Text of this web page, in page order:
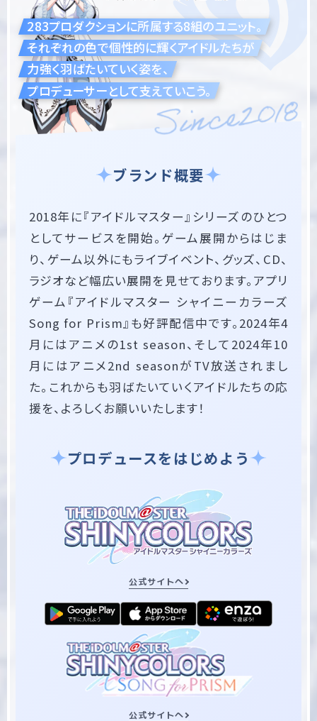
283プロダクションに所属する8組のユニット。
それぞれの色で個性的に輝くアイドルたちが
力強く羽ばたいていく姿を、
プロデューサーとして支えていこう。
ブランド概要
2018年に『アイドルマスター』シリーズのひとつ
としてサービスを開始。ゲーム展開からはじま
り、ゲーム以外にもライブイベント、グッズ、CD、
ラジオなど幅広い展開を見せております。アプリ
ゲーム『アイドルマスター シャイニーカラーズ
Song for Prism』も好評配信中です。2024年4
月にはアニメの1st season、そして2024年10
月にはアニメ2nd seasonがTV放送されまし
た。これからも羽ばたいていくアイドルたちの応
援を、よろしくお願いいたします！
プロデュースをはじめよう
公式サイトへ
公式サイトへ